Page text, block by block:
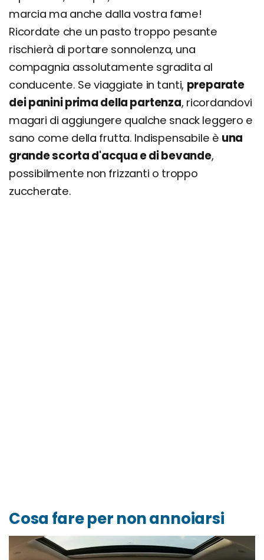
marcia ma anche dalla vostra fame!
Ricordate che un pasto troppo pesante
rischierà di portare sonnolenza, una
compagnia assolutamente sgradita al
conducente. Se viaggiate in tanti, preparate
dei panini prima della partenza, ricordandovi
magari di aggiungere qualche snack leggero e
sano come della frutta. Indispensabile è una
grande scorta d'acqua e di bevande,
possibilmente non frizzanti o troppo
zuccherate.
Cosa fare per non annoiarsi